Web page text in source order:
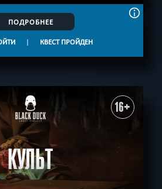
ПОДРОБНЕЕ
| КВЕСТ ПРОЙДЕН
16+
КУЛЬТ